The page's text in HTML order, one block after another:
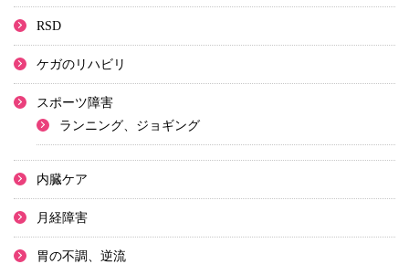
RSD
ケガのリハビリ
スポーツ障害
ランニング、ジョギング
内臓ケア
月経障害
胃の不調、逆流